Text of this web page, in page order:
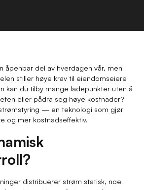
åpenbar del av hverdagen vår, men
stiller høye krav til eiendomseiere
kan du tilby mange ladepunkter uten å
eller pådra seg høye kostnader?
— en teknologi som gjør
og mer kostnadseffektiv.
distribuerer strøm statisk, noe